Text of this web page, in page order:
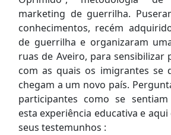
marketing de guerrilha.
conhecimentos, recém
de guerrilha e organizaram
ruas de Aveiro, para sensibilizar
com as quais os imigrantes se
chegam a um novo país.
participantes como se
esta experiência educativa e
seus testemunhos :